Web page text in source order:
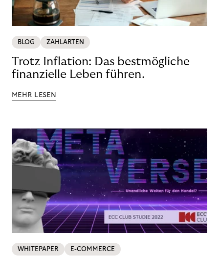
BLOG ZAHLARTEN
Trotz Inflation: Das bestmögliche
finanzielle Leben führen.
MEHR LESEN
WHITEPAPER E-COMMERCE